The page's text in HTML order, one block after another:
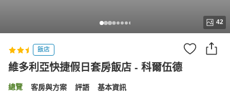
42
飯店
維多利亞快捷假日套房飯店 - 科爾伍德
總覽 客房與方案 評語 基本資訊